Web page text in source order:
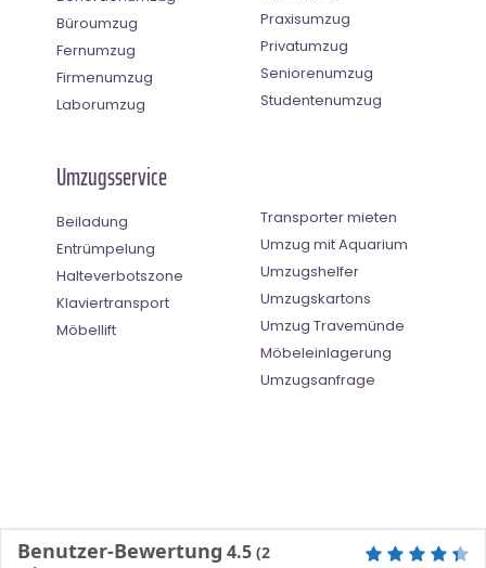
Büroumzug
Fernumzug
Firmenumzug
Laborumzug
Praxisumzug
Privatumzug
Seniorenumzug
Studentenumzug
Umzugsservice
Beiladung
Entrümpelung
Halteverbotszone
Klaviertransport
Möbellift
Transporter mieten
Umzug mit Aquarium
Umzugshelfer
Umzugskartons
Umzug Travemünde
Möbeleinlagerung
Umzugsanfrage
Benutzer-Bewertung 4.5 (2